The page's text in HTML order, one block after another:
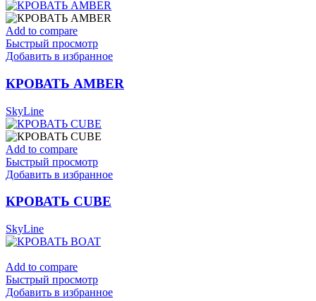
Add to compare
Быстрый просмотр
Добавить в избранное
КРОВАТЬ AMBER
SkyLine
Add to compare
Быстрый просмотр
Добавить в избранное
КРОВАТЬ CUBE
SkyLine
Add to compare
Быстрый просмотр
Добавить в избранное